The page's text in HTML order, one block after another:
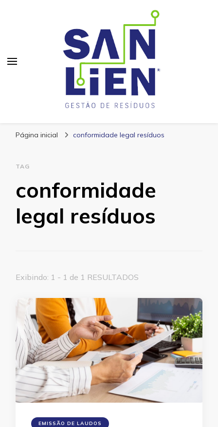
Página inicial conformidade legal resíduos
TAG
conformidade
legal resíduos
Exibindo: 1 - 1 de 1 RESULTADOS
EMISSÃO DE LAUDOS